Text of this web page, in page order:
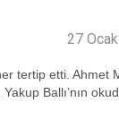
27
tertip etti. Ahmet
Ballı’nın